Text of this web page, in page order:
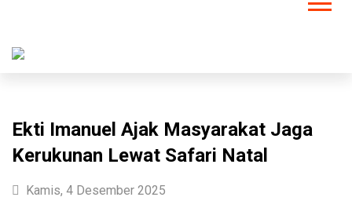
Ekti Imanuel Ajak Masyarakat Jaga
Kerukunan Lewat Safari Natal
Kamis, 4 Desember 2025